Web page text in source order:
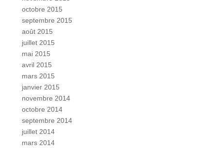
octobre 2015
septembre 2015
août 2015
juillet 2015
mai 2015
avril 2015
mars 2015
janvier 2015
novembre 2014
octobre 2014
septembre 2014
juillet 2014
mars 2014